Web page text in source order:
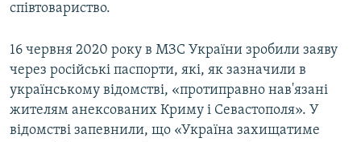
співтовариство.
16 червня 2020 року в МЗС України зробили заяву
через російські паспорти, які, як зазначили в
українському відомстві, «протиправно нав'язані
жителям анексованих Криму і Севастополя». У
відомстві запевнили, що «Україна захищатиме